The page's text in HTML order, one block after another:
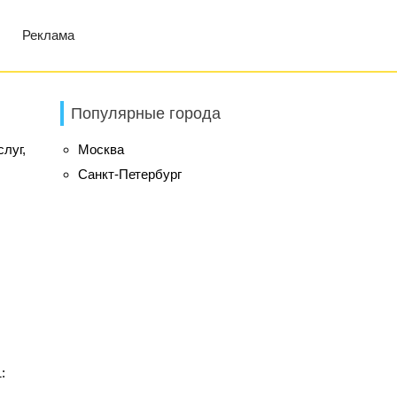
Реклама
Популярные города
Москва
Санкт-Петербург